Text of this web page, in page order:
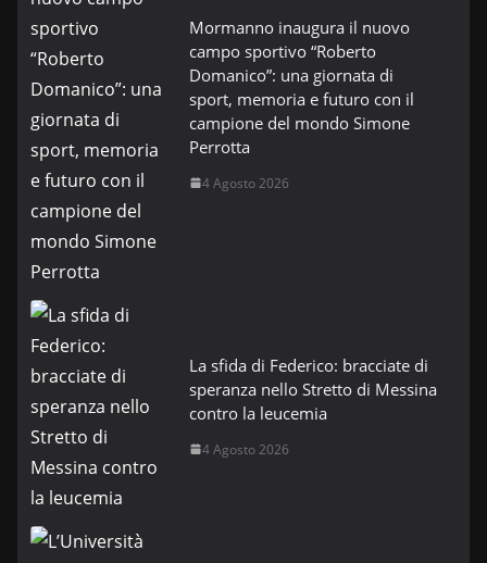
Mormanno inaugura il nuovo
campo sportivo “Roberto
Domanico”: una giornata di
sport, memoria e futuro con il
campione del mondo Simone
Perrotta
4 Agosto 2026
La sfida di Federico: bracciate di
speranza nello Stretto di Messina
contro la leucemia
4 Agosto 2026